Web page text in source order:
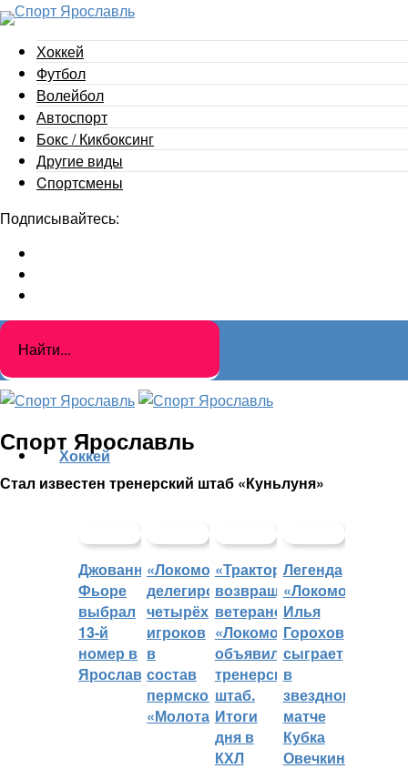
Хоккей
Футбол
Волейбол
Автоспорт
Бокс / Кикбоксинг
Другие виды
Cпортсмены
Подписывайтесь:
Спорт Ярославль
Стал известен тренерский штаб «Куньлуня»
Хоккей
Джованни
Фьоре
выбрал
13-й
номер в
Ярославле
«Локомотив»
делегировал
четырёх
игроков
в
состав
пермского
«Молота»
«Трактор»
возвращает
ветеранов,
«Локомотив»
объявил
тренерский
штаб.
Итоги
дня в
КХЛ
Легенда
«Локомотива»
Илья
Горохов
сыграет
в
звездном
матче
Кубка
Овечкина